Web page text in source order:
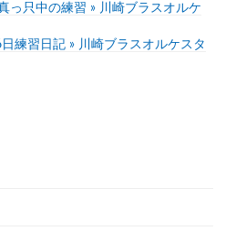
っ只中の練習 » 川崎ブラスオルケ
練習日記 » 川崎ブラスオルケスタ